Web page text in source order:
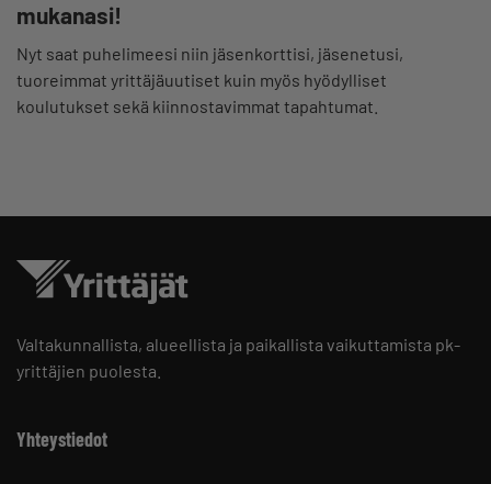
mukanasi!
Nyt saat puhelimeesi niin jäsenkorttisi, jäsenetusi,
tuoreimmat yrittäjäuutiset kuin myös hyödylliset
koulutukset sekä kiinnostavimmat tapahtumat.
Valtakunnallista, alueellista ja paikallista vaikuttamista pk-
yrittäjien puolesta.
Yhteystiedot